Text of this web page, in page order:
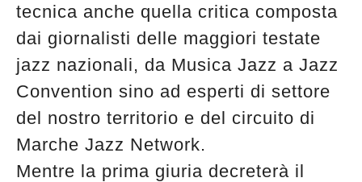
tecnica anche quella critica composta
dai giornalisti delle maggiori testate
jazz nazionali, da Musica Jazz a Jazz
Convention sino ad esperti di settore
del nostro territorio e del circuito di
Marche Jazz Network.
Mentre la prima giuria decreterà il